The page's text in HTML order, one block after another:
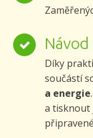
Díky
součástí
a energie
a tisknout